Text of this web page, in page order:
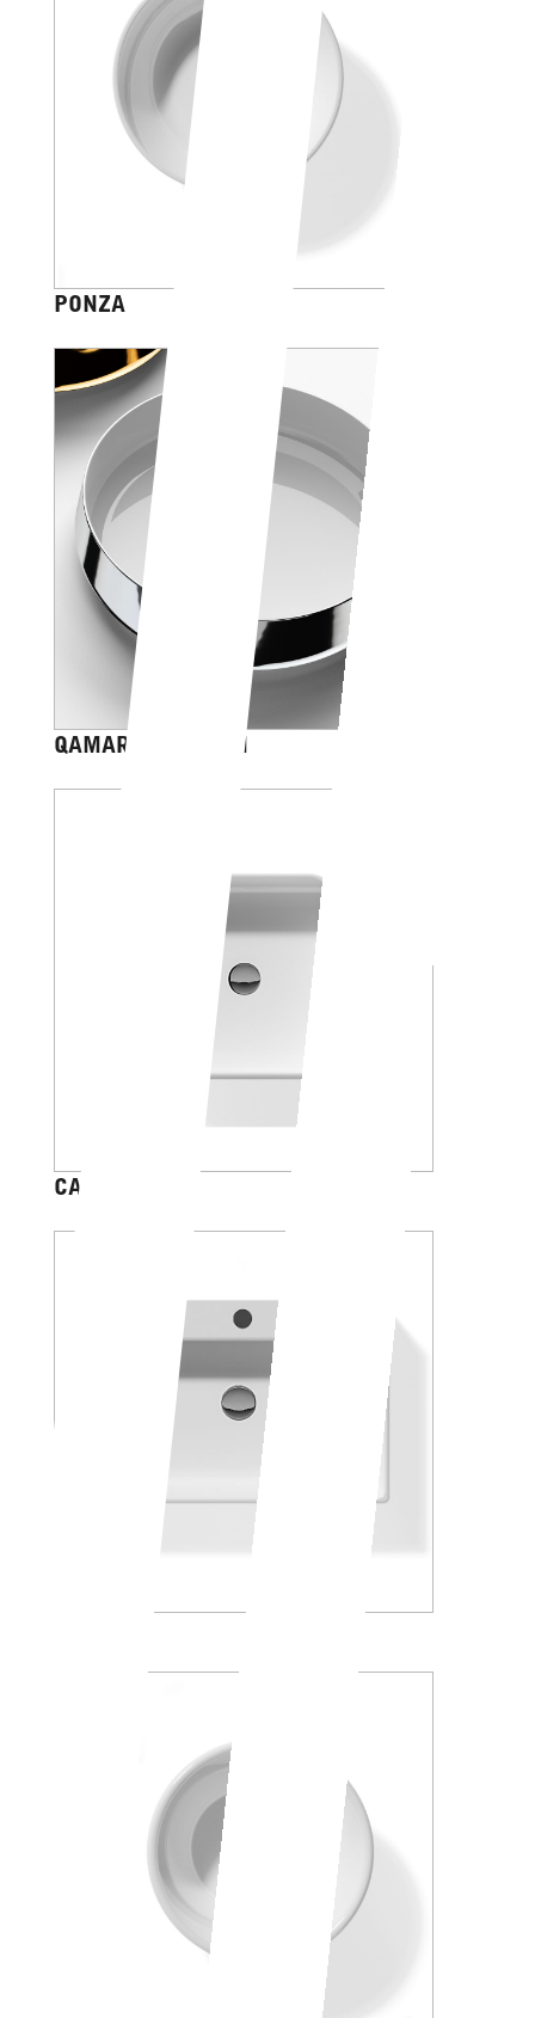
PONZA
QAMAR PLATINUM
CAPRI 40